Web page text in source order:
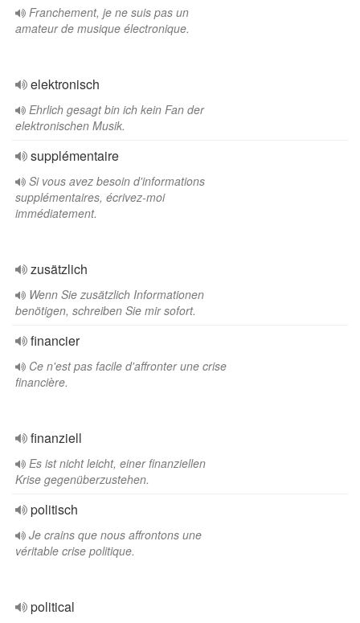
Franchement, je ne suis pas un
amateur de musique électronique.
elektronisch
Ehrlich gesagt bin ich kein Fan der
elektronischen Musik.
supplémentaire
Si vous avez besoin d'informations
supplémentaires, écrivez-moi
immédiatement.
zusätzlich
Wenn Sie zusätzlich Informationen
benötigen, schreiben Sie mir sofort.
financier
Ce n'est pas facile d'affronter une crise
financière.
finanziell
Es ist nicht leicht, einer finanziellen
Krise gegenüberzustehen.
politisch
Je crains que nous affrontons une
véritable crise politique.
political